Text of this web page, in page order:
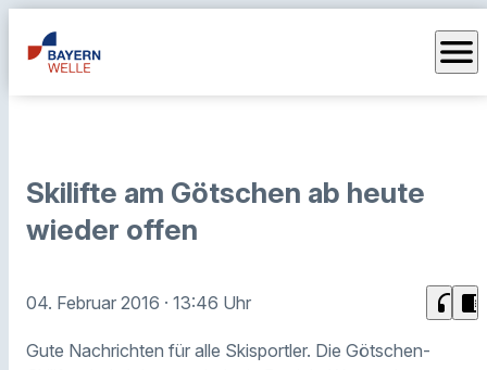
menu
Skilifte am Götschen ab heute
wieder offen
04. Februar 2016 · 13:46 Uhr headphones chrome_reader_mode
Gute Nachrichten für alle Skisportler. Die Götschen-